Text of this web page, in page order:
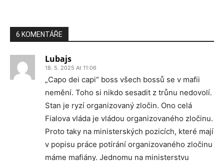
6 KOMENTÁŘE
Lubajs
18. 5. 2025 At 11:06
„Capo dei capi“ boss všech bossů se v mafii
nemění. Toho si nikdo sesadit z trůnu nedovolí.
Stan je ryzí organizovaný zločin. Ono celá
Fialova vláda je vládou organizovaného zločinu.
Proto taky na ministerských pozicích, které mají
v popisu práce potírání organizovaného zločinu
máme mafiány. Jednomu na ministerstvu